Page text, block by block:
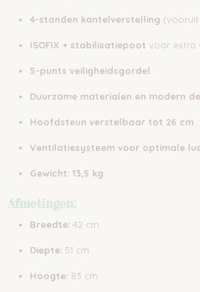
4-standen kantelverstelling
ISOFIX + stabilisatiepoot voor extra
5-punts veiligheidsgordel
Duurzame materialen en modern
Hoofdsteun verstelbaar tot 26 cm
Ventilatiesysteem voor optimale
Gewicht: 13,5 kg
Afmetingen:
Breedte: 42 cm
Diepte: 51 cm
Hoogte: 83 cm